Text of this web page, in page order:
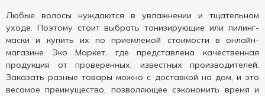
Любые волосы нуждаются в увлажнении и тщательном
уходе. Поэтому стоит выбрать тонизирующие или пилинг-
маски и купить их по приемлемой стоимости в онлайн-
магазине Эко Маркет, где представлена качественная
продукция от проверенных, известных производителей.
Заказать разные товары можно с доставкой на дом, и это
весомое преимущество, позволяющее сэкономить время и